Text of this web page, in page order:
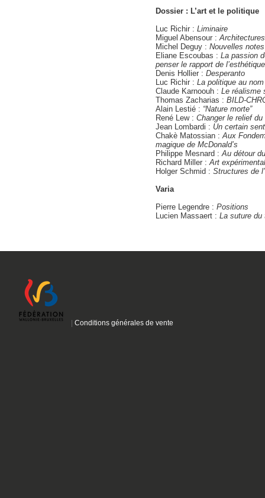
Dossier : L’art et le politique
Luc Richir : Liminaire
Miguel Abensour :
Michel Deguy : Nouvelles
Eliane Escoubas : La passion
penser le rapport de
Denis Hollier : Desperanto
Luc Richir : La politique au
Claude Karnoouh : Le réalisme
Thomas Zacharias : BILD-
Alain Lestié : “Nature morte”
René Lew : Changer le relief du
Jean Lombardi : Un certain
Chakè Matossian :Aux
magique de McDonald’s
Philippe Mesnard :Au détour
Richard Miller :Art
Holger Schmid : Structures de
Varia
Pierre Legendre : Positions
Lucien Massaert : La suture du
Conditions générales de vente